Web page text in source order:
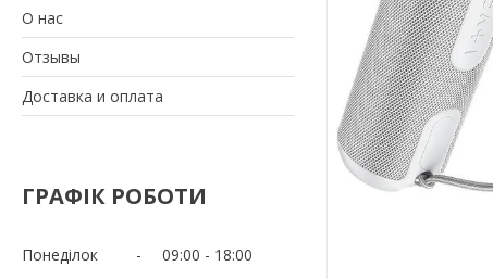
О нас
Отзывы
Доставка и оплата
ГРАФІК РОБОТИ
Понеділок 09:00
18:00